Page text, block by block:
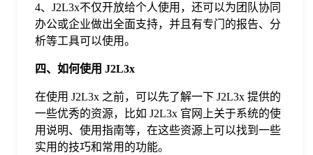
4、J2L3x不仅开放给个人使用，还可以为团队协同
办公或企业做出全面支持，并且有专门的报告、分
析等工具可以使用。
四、如何使用 J2L3x
在使用 J2L3x 之前，可以先了解一下 J2L3x 提供的
一些优秀的资源，比如 J2L3x 官网上关于系统的使
用说明、使用指南等，在这些资源上可以找到一些
实用的技巧和常用的功能。